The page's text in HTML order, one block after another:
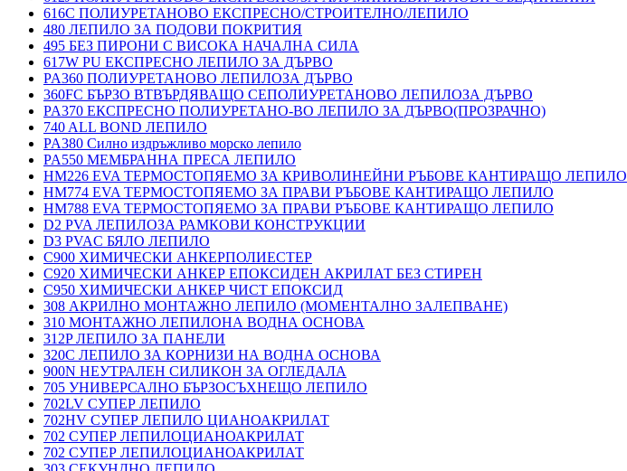
616C ПОЛИУРЕТАНОВО ЕКСПРЕСНО/СТРОИТЕЛНО/ЛЕПИЛО
480 ЛЕПИЛО ЗА ПОДОВИ ПОКРИТИЯ
495 БЕЗ ПИРОНИ С ВИСОКА НАЧАЛНА СИЛА
617W PU ЕКСПРЕСНО ЛЕПИЛО ЗА ДЪРВО
PA360 ПОЛИУРЕТАНОВО ЛЕПИЛОЗА ДЪРВО
360FC БЪРЗО ВТВЪРДЯВАЩО СЕПОЛИУРЕТАНОВО ЛЕПИЛОЗА ДЪРВО
PA370 ЕКСПРЕСНО ПОЛИУРЕТАНО-ВО ЛЕПИЛО ЗА ДЪРВО(ПРОЗРАЧНО)
740 ALL BOND ЛЕПИЛО
PA380 Силно издръжливо морско лепило
PA550 МЕМБРАННА ПРЕСА ЛЕПИЛО
HM226 EVA ТЕРМОСТОПЯЕМО ЗА КРИВОЛИНЕЙНИ РЪБОВЕ КАНТИРАЩО ЛЕПИЛО
HM774 EVA ТЕРМОСТОПЯЕМО ЗА ПРАВИ РЪБОВЕ КАНТИРАЩО ЛЕПИЛО
HM788 EVA ТЕРМОСТОПЯЕМО ЗА ПРАВИ РЪБОВЕ КАНТИРАЩО ЛЕПИЛО
D2 PVA ЛЕПИЛОЗА РАМКОВИ КОНСТРУКЦИИ
D3 PVAC БЯЛО ЛЕПИЛО
C900 ХИМИЧЕСКИ АНКЕРПОЛИЕСТЕP
C920 ХИМИЧЕСКИ АНКЕР ЕПОКСИДЕН АКРИЛАТ БЕЗ СТИРЕН
C950 ХИМИЧЕСКИ АНКЕР ЧИСТ ЕПОКСИД
308 АКРИЛНО МОНТАЖНО ЛЕПИЛО (МОМЕНТАЛНО ЗАЛЕПВАНЕ)
310 МОНТАЖНО ЛЕПИЛОНА ВОДНА ОСНОВА
312P ЛЕПИЛО ЗА ПАНЕЛИ
320C ЛЕПИЛО ЗА КОРНИЗИ НА ВОДНА ОСНОВА
900N НЕУТРАЛЕН СИЛИКОН ЗА ОГЛЕДАЛА
705 УНИВЕРСАЛНО БЪРЗОСЪХНЕЩО ЛЕПИЛО
702LV СУПЕР ЛЕПИЛО
702HV СУПЕР ЛЕПИЛО ЦИАНОАКРИЛАТ
702 СУПЕР ЛЕПИЛОЦИАНОАКРИЛАТ
702 СУПЕР ЛЕПИЛОЦИАНОАКРИЛАТ